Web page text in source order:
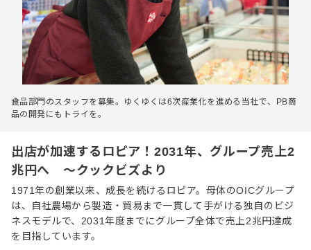
食品部門のスタッフを募集。ゆくゆくは6次産業化を進める当社で、PB商
品の開発にもトライを。
出店が加速するロピア！2031年、グループ売上2
兆円へ ～クックビズより
1971年の創業以来、成長を続けるロピア。母体のOICグループ
は、自社農場から製造・貿易まで一貫して手がける独自のビジ
ネスモデルで、2031年度までにグループ全体で売上2兆円達成
を目指しています。